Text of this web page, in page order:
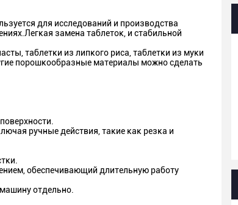
для исследований и производства
замена таблеток, и стабильной
таблетки из липкого риса, таблетки из муки
порошкообразные материалы можно сделать
ручные действия, такие как резка и
обеспечивающий длительную работу
отдельно.